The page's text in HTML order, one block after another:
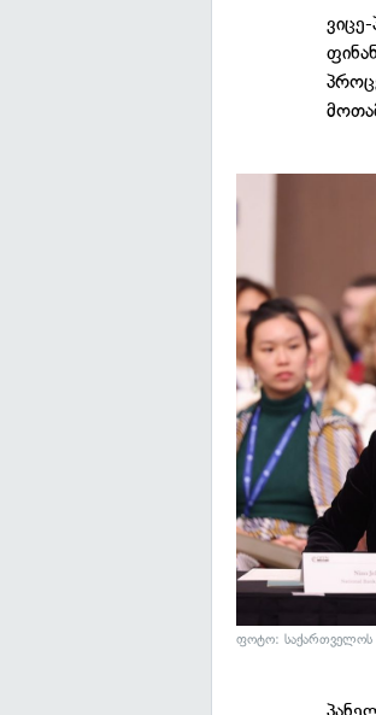
ფოტო: საქართველოს